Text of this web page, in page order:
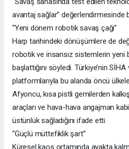
avantaj sağlar” değerlendirmesinde
“Yeni dönem robotik savaş çağı”
Harp tarihindeki dönüşümlere de
robotik ve insansız sistemlerin yeni
başlattığını söyledi. Türkiye’nin
platformlarıyla bu alanda öncü
Afyoncu, kısa pistli gemilerden
araçları ve hava-hava angajman
üstünlük sağladığını ifade etti.
“Güçlü müttefiklik şart”